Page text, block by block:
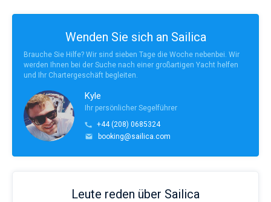
Wenden Sie sich an Sailica
Brauche Sie Hilfe? Wir sind sieben Tage die Woche nebenbei. Wir
werden Ihnen bei der Suche nach einer großartigen Yacht helfen
und Ihr Chartergeschäft begleiten.
Kyle
Ihr persönlicher Segelführer
+44 (208) 0685324
booking@sailica.com
Leute reden über Sailica